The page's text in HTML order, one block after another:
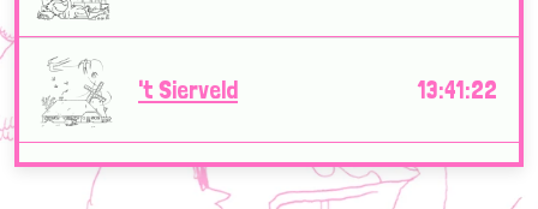
't Sierveld 13:41:22